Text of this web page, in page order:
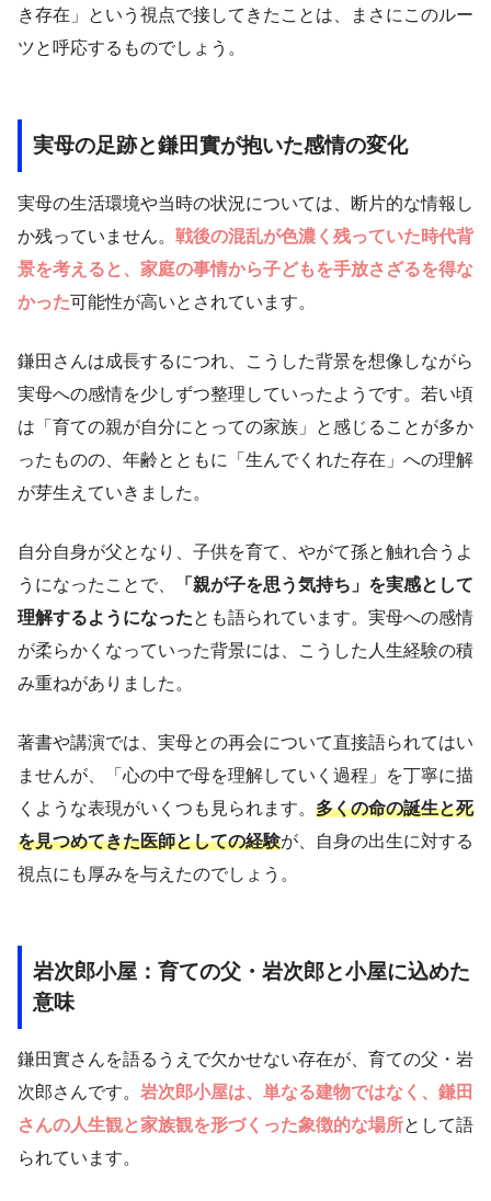
き存在」という視点で接してきたことは、まさにこのルー
ツと呼応するものでしょう。
実母の足跡と鎌田實が抱いた感情の変化
実母の生活環境や当時の状況については、断片的な情報し
か残っていません。 戦後の混乱が色濃く残っていた時代背
景を考えると、家庭の事情から子どもを手放さざるを得な
かった可能性が高いとされています。
鎌田さんは成長するにつれ、こうした背景を想像しながら
実母への感情を少しずつ整理していったようです。若い頃
は「育ての親が自分にとっての家族」と感じることが多か
ったものの、年齢とともに「生んでくれた存在」への理解
が芽生えていきました。
自分自身が父となり、子供を育て、やがて孫と触れ合うよ
うになったことで、
「親が子を思う気持ち」を実感として
理解するようになったとも語られています。実母への感情
が柔らかくなっていった背景には、こうした人生経験の積
み重ねがありました。
著書や講演では、実母との再会について直接語られてはい
ませんが、「心の中で母を理解していく過程」を丁寧に描
くような表現がいくつも見られます。 多くの命の誕生と死
を見つめてきた医師としての経験が、自身の出生に対する
視点にも厚みを与えたのでしょう。
岩次郎小屋：育ての父・岩次郎と小屋に込めた
意味
鎌田實さんを語るうえで欠かせない存在が、育ての父・岩
次郎さんです。 岩次郎小屋は、単なる建物ではなく、鎌田
さんの人生観と家族観を形づくった象徴的な場所として語
られています。